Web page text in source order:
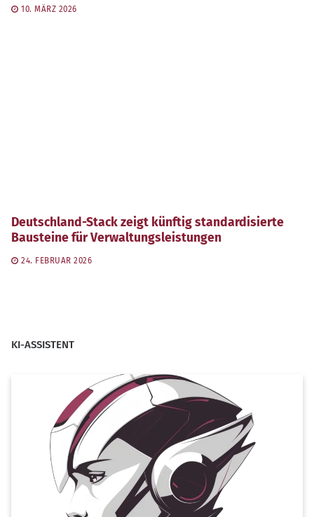
10. MÄRZ 2026
Deutschland-Stack zeigt künftig standardisierte
Bausteine für Verwaltungsleistungen
24. FEBRUAR 2026
KI-ASSISTENT